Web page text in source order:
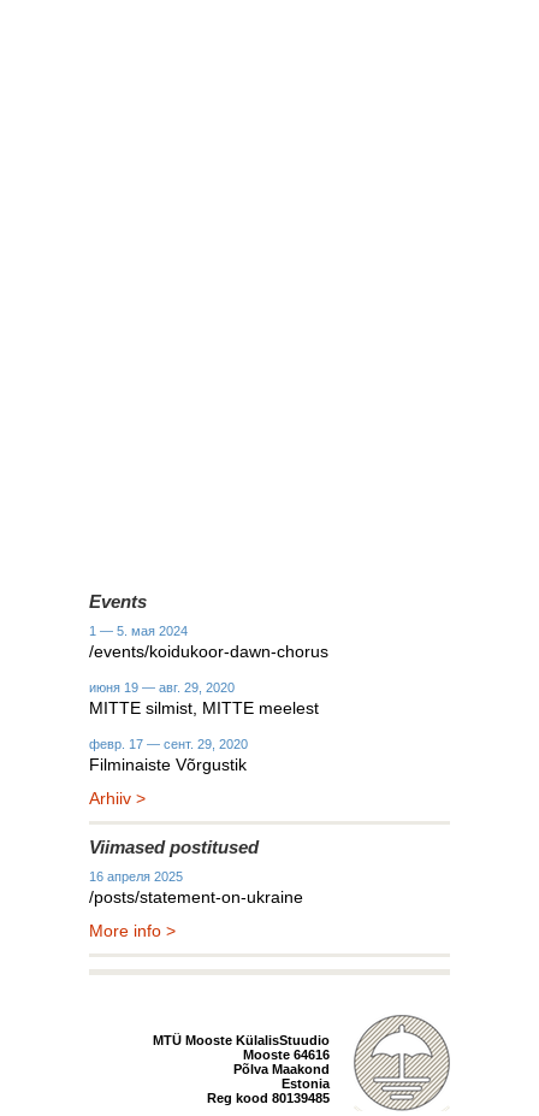
Events
1 — 5. мая 2024
/events/koidukoor-dawn-chorus
июня 19 — авг. 29, 2020
MITTE silmist, MITTE meelest
февр. 17 — сент. 29, 2020
Filminaiste Võrgustik
Arhiiv >
Viimased postitused
16 апреля 2025
/posts/statement-on-ukraine
More info >
MTÜ Mooste KülalisStuudio
Mooste 64616
Põlva Maakond
Estonia
Reg kood 80139485